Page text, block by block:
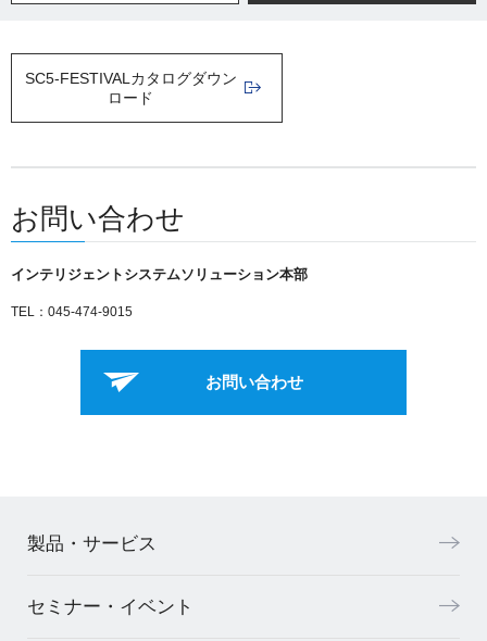
SC5-FESTIVALカタログダウン
ロード
お問い合わせ
インテリジェントシステムソリューション本部
TEL：045-474-9015
お問い合わせ
製品・サービス
セミナー・イベント